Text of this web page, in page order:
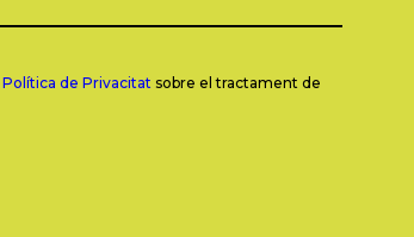
Política de Privacitat sobre el tractament de